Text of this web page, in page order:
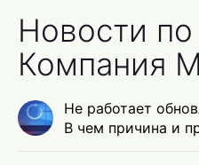
Новости
Компания
Не работает
В чем причина и